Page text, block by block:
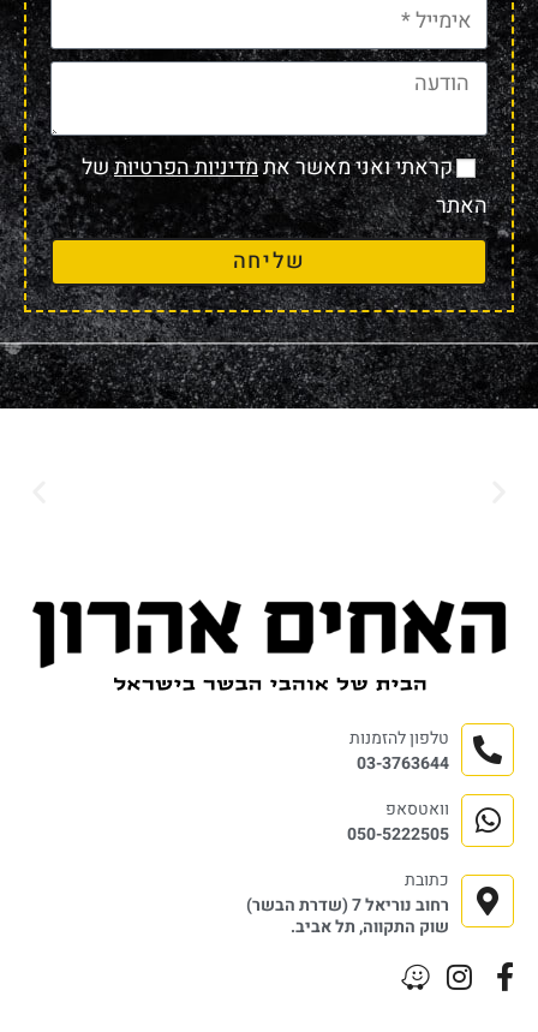
קראתי ואני מאשר אתמדיניות הפרטיותשל
האתר
שליחה
טלפון להזמנות
03-3763644
וואטסאפ
050-5222505
כתובת
רחוב נוריאל 7 (שדרת הבשר)
שוק התקווה, תל אביב.